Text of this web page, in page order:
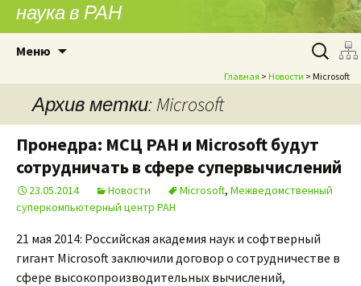
наука в РАН
Меню Найти:
Главная > Новости > Microsoft
Архив метки: Microsoft
Пронедра: МСЦ РАН и Microsoft будут
сотрудничать в сфере супервычислений
23.05.2014 Новости Microsoft, Межведомственный
суперкомпьютерный центр РАН
21 мая 2014: Российская академия наук и софтверный
гигант Microsoft заключили договор о сотрудничестве в
сфере высокопроизводительных вычислений,